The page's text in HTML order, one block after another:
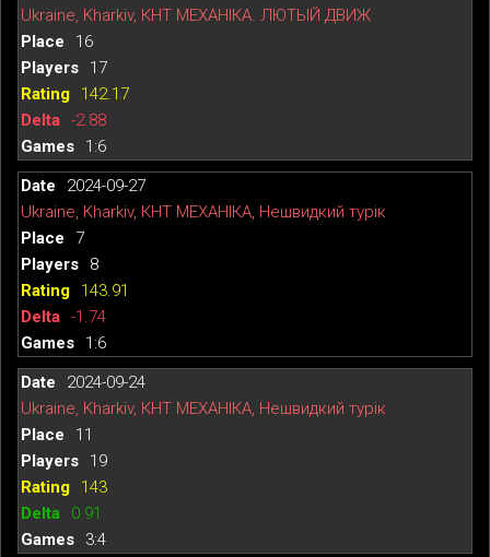
Ukraine, Kharkiv, КНТ МЕХАНІКА. ЛЮТЫЙ ДВИЖ
16
17
142.17
-2.88
1:6
2024-09-27
Ukraine, Kharkiv, КНТ МЕХАНІКА, Нешвидкий турік
7
8
143.91
-1.74
1:6
2024-09-24
Ukraine, Kharkiv, КНТ МЕХАНІКА, Нешвидкий турік
11
19
143
0.91
3:4